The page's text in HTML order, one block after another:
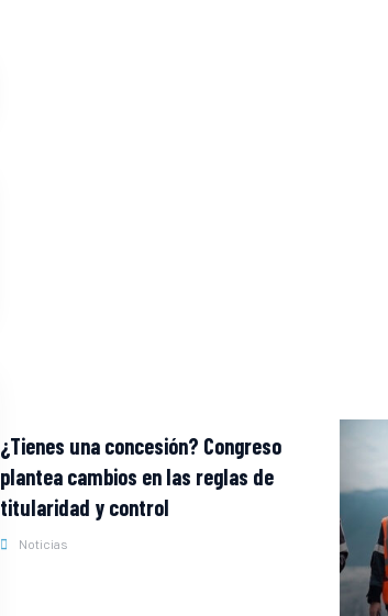
¿Tienes una concesión? Congreso
plantea cambios en las reglas de
titularidad y control
Noticias